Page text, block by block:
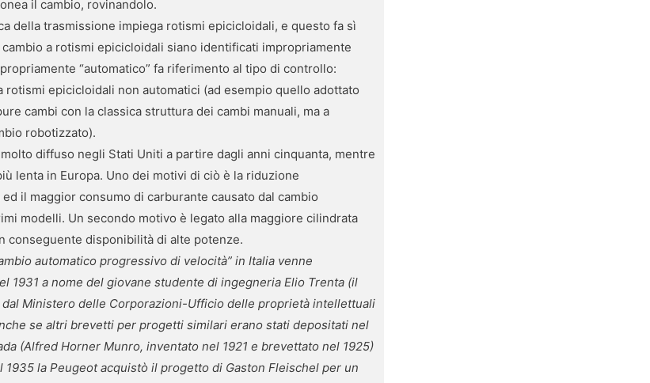
il cambio, rovinandolo.
della trasmissione impiega rotismi epicicloidali, e questo fa sì
a rotismi epicicloidali siano identificati impropriamente
“automatico” fa riferimento al tipo di controllo:
rotismi epicicloidali non automatici (ad esempio quello adottato
cambi con la classica struttura dei cambi manuali, ma a
robotizzato).
diffuso negli Stati Uniti a partire dagli anni cinquanta, mentre
lenta in Europa. Uno dei motivi di ciò è la riduzione
il maggior consumo di carburante causato dal cambio
modelli. Un secondo motivo è legato alla maggiore cilindrata
conseguente disponibilità di alte potenze.
automatico progressivo di velocità” in Italia venne
1931 a nome del giovane studente di ingegneria Elio Trenta (il
Ministero delle Corporazioni-Ufficio delle proprietà intellettuali
se altri brevetti per progetti similari erano stati depositati nel
(Alfred Horner Munro, inventato nel 1921 e brevettato nel 1925)
1935 la Peugeot acquistò il progetto di Gaston Fleischel per un